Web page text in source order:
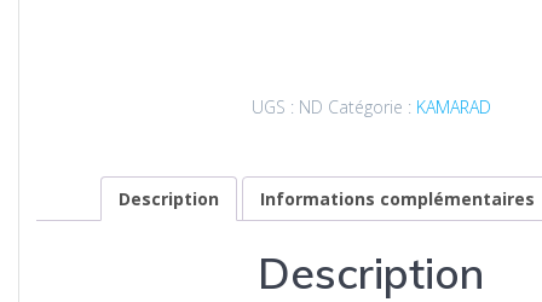
unisexe
du
Keriz
Tambouliner
UGS : ND Catégorie : KAMARAD
Description Informations complémentaires
Description